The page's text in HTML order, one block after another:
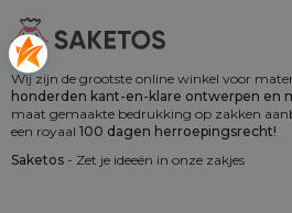
Wij zijn de grootste online winkel voor
honderden kant-en-klare ontwerpen en
maat gemaakte bedrukking op zakken
een royaal 100 dagen herroepingsrecht!
Saketos - Zet je ideeën in onze zakjes